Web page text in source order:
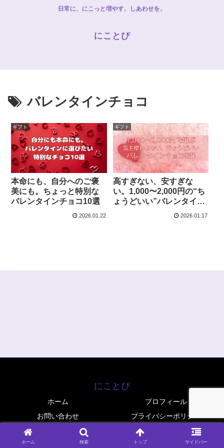
日常に、にこっと増やす。しあわせを。
にことぴ
バレンタインチョコ
ギフト
本命にも、自分へのご褒
美にも。ちょっと特別な
バレンタインチョコ10選
2026.01.22
ギフト
高すぎない、安すぎな
い。1,000〜2,000円の“ち
ょうどいい”バレンタイン
2026.01.17
にことぴ
ホーム
プロフィール
お問い合わせ
プライバシーポリシー
© 2025 にことぴ.
ホーム 検索 トップ サイドバー